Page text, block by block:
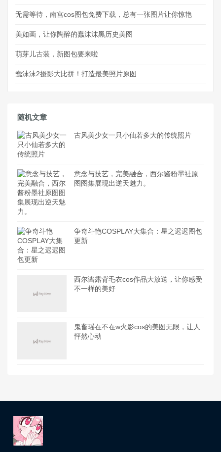
无需等待，南宫cos图包免费下载，总有一张图片让你惊艳
美如画，让你陶醉的蠢沫沫黑历史美图
萌芽儿古装，新图包要来啦
蠢沫沫2摄影大比拼！打造最美照片原图
随机文章
古风美少女一只小仙若多大的传统照片
意念与技艺，完美融合，西尔酱粉墨社原
图图集展现出逆天魅力。
争奇斗艳COSPLAY大集合：星之迟迟图包
更新
西尔酱露背毛衣cos作品大放送，让你感受
不一样的美好
鬼畜瑶在不在w火影cos的美图无限，让人
怦然心动